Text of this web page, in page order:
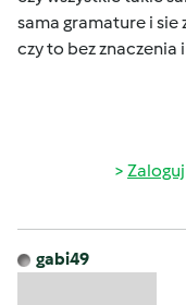
sama gramature i sie
czy to bez znaczenia
Zaloguj
gabi49